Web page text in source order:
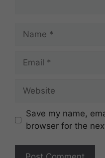
Website
Save my name,
browser for the